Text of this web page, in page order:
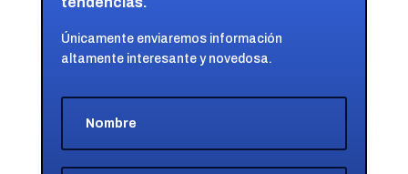
Únicamente enviaremos información
altamente interesante y novedosa.